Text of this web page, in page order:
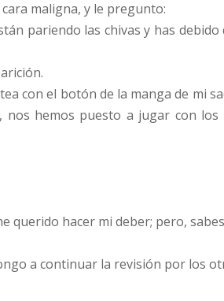
maligna, y le pregunto:
pariendo las chivas y has
con el botón de la manga de mi
hemos puesto a jugar con
hacer mi deber; pero,
a continuar la revisión por los